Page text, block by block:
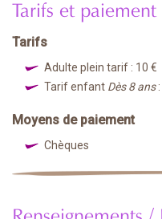
Tarifs et paiement
Tarifs
Adulte plein tarif : 10 €
Tarif enfant Dès 8 ans:
Moyens de paiement
Chèques
Renseignements /